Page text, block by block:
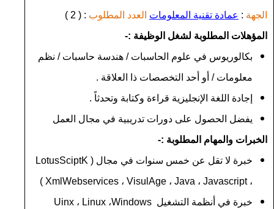
الجهة : عمادة تقنية المعلومات العدد المطلوب : ( 2 )
المؤهلات المطلوبة لشغل الوظيفة :-
بكالوريوس في علوم الحاسبات / هندسة حاسبات / نظم
معلومات / أو أحد التخصصات ذا العلاقة .
إجادة اللغة الإنجليزية قراءة وكتابة وتحدثاً .
يفضل الحصول على دورات تدريبية في مجال العمل
الخبرات والمهام المطلوبة :-
خبرة لا تقل عن خمس سنوات في مجال ( LotusSciptK
،Javascript ، Java ، VisulAge ، XmlWebservices
)
خبرة في أنظمة التشغيل Windows، Linux ، Uinx